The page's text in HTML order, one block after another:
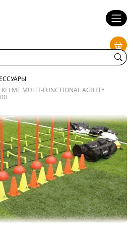
MULTI-FUNCTIONAL AGILITY